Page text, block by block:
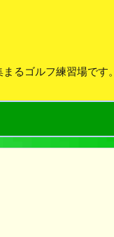
るゴルフ練習場です。